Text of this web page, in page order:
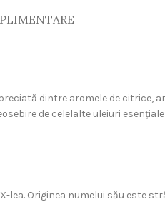
dintre aromele de citrice,
de celelalte uleiuri
lea. Originea numelui său este